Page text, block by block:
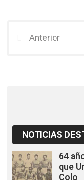
b
er
Anterior
NOTICIAS
64
que
Colo